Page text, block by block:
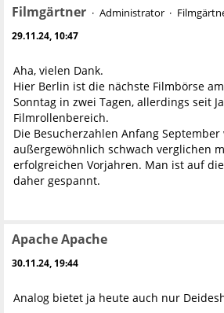
Filmgärtner Administrator
29.11.24, 10:47
Aha, vielen Dank.
Hier Berlin ist die nächste Filmbörse
Sonntag in zwei Tagen, allerdings seit
Filmrollenbereich.
Die Besucherzahlen Anfang
außergewöhnlich schwach verglichen
erfolgreichen Vorjahren. Man ist auf
daher gespannt.
Apache Apache
30.11.24, 19:44
Analog bietet ja heute auch nur